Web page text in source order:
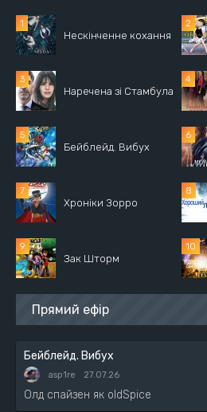
Нескінченне кохання
Наречена зі Стамбула
Бейблейд. Вибух
Хроніки Зорро
Зак Шторм
Прямий ефір
Бейблейд. Вибух
asp1re 27.07.26
Олд спайзен як oldSpice